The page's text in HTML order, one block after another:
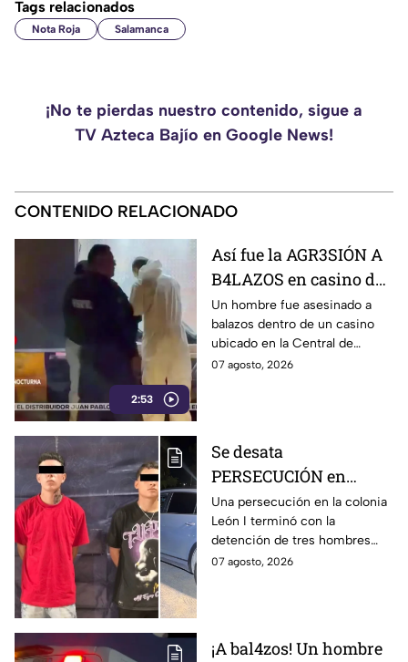
Tags relacionados
Nota Roja Salamanca
¡No te pierdas nuestro contenido, sigue a
TV Azteca Bajío en Google News!
CONTENIDO RELACIONADO
2:53
Así fue la AGR3SIÓN A
B4LAZOS en casino de
la Central de Abastos
que cobró la v1da de un
hombre, en León
Un hombre fue asesinado a
balazos dentro de un casino
ubicado en la Central de
Abastos de León. Sujetos
07 agosto, 2026
Se desata
PERSECUCIÓN en
colonia León I: Así
IDENTIFICARON y
DETUVIERON a tres
hombres, en León
Una persecución en la colonia
León I terminó con la
detención de tres hombres
que viajaban en una
07 agosto, 2026
¡A bal4zos! Un hombre